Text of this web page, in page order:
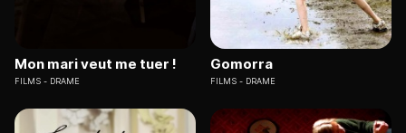
Mon mari veut me tuer !
FILMS DRAME
Gomorra
FILMS DRAME